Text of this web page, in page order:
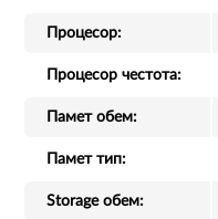
Процесор:
Процесор честота:
Памет обем:
Памет тип:
Storage обем: